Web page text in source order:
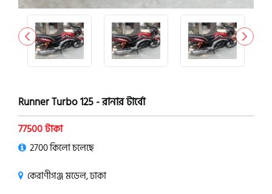
Runner Turbo 125 - রানার টার্বো
77500 টাকা
2700 কিলো চলেছে
কেরাণীগঞ্জ মডেল, ঢাকা